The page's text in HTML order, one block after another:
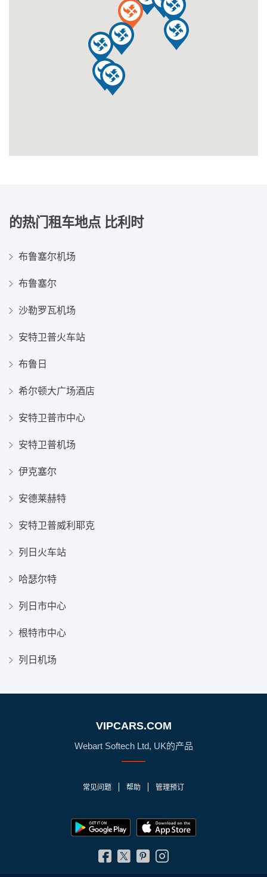
的热门租车地点 比利时
布鲁塞尔机场
布鲁塞尔
沙勒罗瓦机场
安特卫普火车站
布鲁日
希尔顿大广场酒店
安特卫普市中心
安特卫普机场
伊克塞尔
安德莱赫特
安特卫普威利耶克
列日火车站
哈瑟尔特
列日市中心
根特市中心
列日机场
VIPCARS.COM
Webart Softech Ltd, UK的产品
常见问题 帮助 管理预订